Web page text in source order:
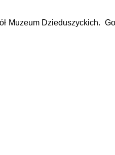
Muzeum Dzieduszyckich.